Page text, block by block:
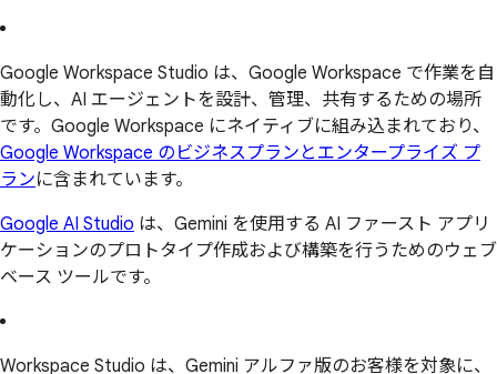
Google Workspace Studio は、Google Workspace で作業を自
動化し、AI エージェントを設計、管理、共有するための場所
です。Google Workspace にネイティブに組み込まれており、
Google Workspace のビジネスプランとエンタープライズ プ
ランに含まれています。
Google AI Studio は、Gemini を使用する AI ファースト アプリ
ケーションのプロトタイプ作成および構築を行うためのウェブ
ベース ツールです。
Workspace Studio は、Gemini アルファ版のお客様を対象に、